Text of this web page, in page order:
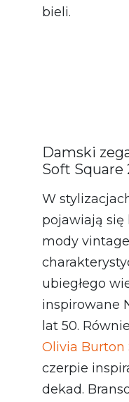
bieli.
Damski
Soft Square
W
pojawiają się
mody
ubiegłego
inspirowane
lat 50.
Olivia Burton
czerpie
dekad.